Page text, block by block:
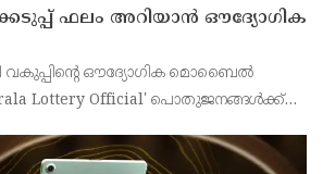
ഫലം അറിയാൻ ഔദ്യോഗിക
വകുപ്പിന്റെ ഔദ്യോഗിക മൊബൈൽ
Lottery Official' പൊതുജനങ്ങൾക്ക്